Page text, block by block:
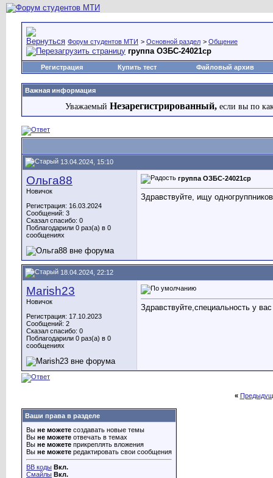
Форум студентов МТИ > Основной раздел > Общение
группа ОЗБС-24021ср
Регистрация Купить тест Файловый архив
Важная информация
Уважаемый Незарегистрированный, если вы по
13.04.2024, 15:10
Ольга88
Новичок
Регистрация: 16.03.2024
Сообщений: 3
Сказал спасибо: 0
Поблагодарили 0 раз(а) в 0
сообщениях
группа ОЗБС-24021ср
Здравствуйте, ищу
18.04.2024, 22:12
Marish23
Новичок
Регистрация: 17.10.2023
Сообщений: 2
Сказал спасибо: 0
Поблагодарили 0 раз(а) в 0
сообщениях
Здравствуйте,специальность у вас
«
Ваши права в разделе
Вы не можете создавать новые темы
Вы не можете отвечать в темах
Вы не можете прикреплять вложения
Вы не можете редактировать свои сообщения
BB коды Вкл.
Смайлы Вкл.